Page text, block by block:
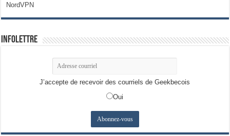
NordVPN
Infolettre
J’accepte de recevoir des courriels de Geekbecois
Oui